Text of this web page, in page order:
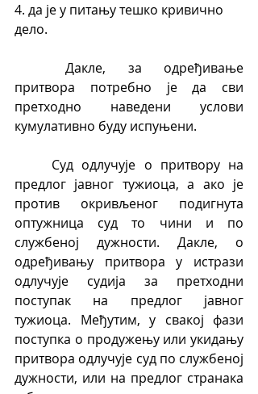
4. да је у питању тешко кривично
дело.
	Дакле, за одређивање
притвора потребно је да сви
претходно наведени услови
кумулативно буду испуњени.
предлог јавног тужиоца, а ако је
против окривљеног подигнута
оптужница суд то чини и по
службеној дужности. Дакле, о
одређивању притвора у истрази
одлучује судија за претходни
поступак на предлог јавног
тужиоца. Међутим, у свакој фази
поступка о продужењу или укидању
притвора одлучује суд по службеној
дужности, или на предлог странака